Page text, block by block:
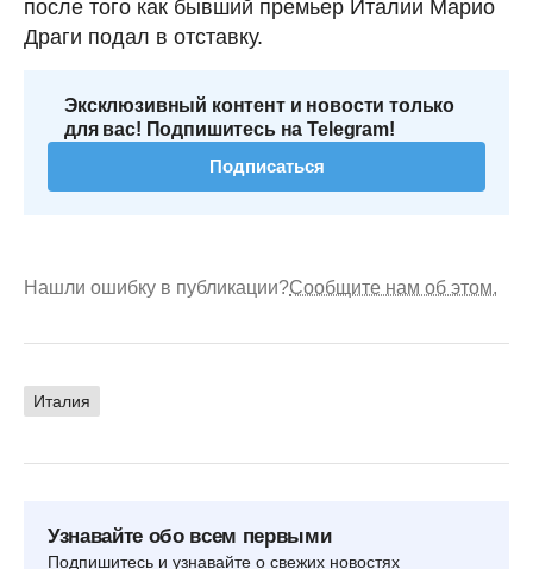
после того как бывший премьер Италии Марио
Драги подал в отставку.
Эксклюзивный контент и новости только
для вас! Подпишитесь на Telegram!
Подписаться
Нашли ошибку в публикации?Сообщите нам об этом.
Италия
Узнавайте обо всем первыми
Подпишитесь и узнавайте о свежих новостях